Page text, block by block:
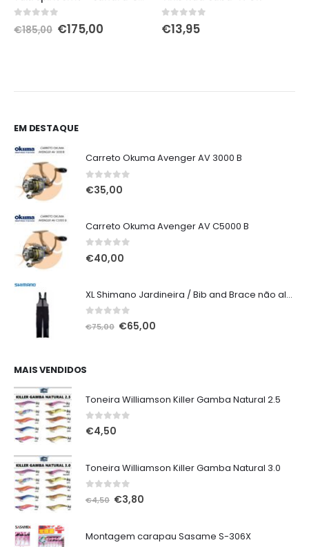
€185,00 O
preço
€175,00O 0out of 5
€13,95
EM DESTAQUE
Carreto Okuma Avenger AV 3000 B
0out of 5
€35,00
Carreto Okuma Avenger AV C5000 B
0out of 5
€40,00
XL Shimano Jardineira / Bib and Brace não alcochoada preta
out of 5
€75,00 O
€65,00
MAIS VENDIDOS
Toneira Williamson Killer Gamba Natural 2.5
0out of 5
€4,50
Toneira Williamson Killer Gamba Natural 3.0
out of 5
€4,50 O
era:
€3,80
é:
Montagem carapau Sasame S-306X